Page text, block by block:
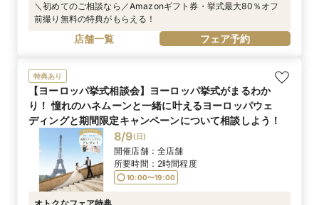
＼初めてのご相談なら／Amazonギフト券・挙式最大80％オフ
前撮り無料の特典がもらえる！
店舗一覧 フェア予約
特典あり
【ヨーロッパ挙式相談会】ヨーロッパ挙式がまるわか
り！ 憧れのハネムーンと一緒に叶えるヨーロッパウェ
ディングと期間限定キャンペーンについて相談しよう！
8/9(日)
開催店舗： 全店舗
所要時間： 2時間程度
10:00〜19:00